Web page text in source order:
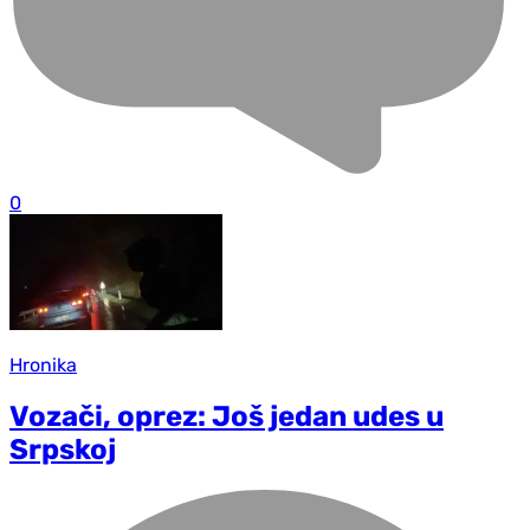
0
Hronika
Vozači, oprez: Još jedan udes u
Srpskoj